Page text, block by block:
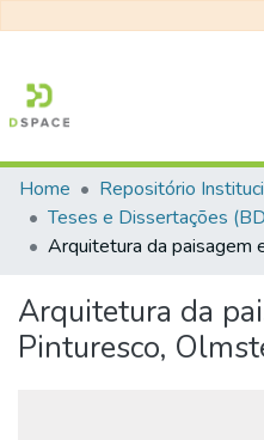
Communities & Collections
All of DSpace
Statistics
Home
Arquitetura da
Pinturesco,